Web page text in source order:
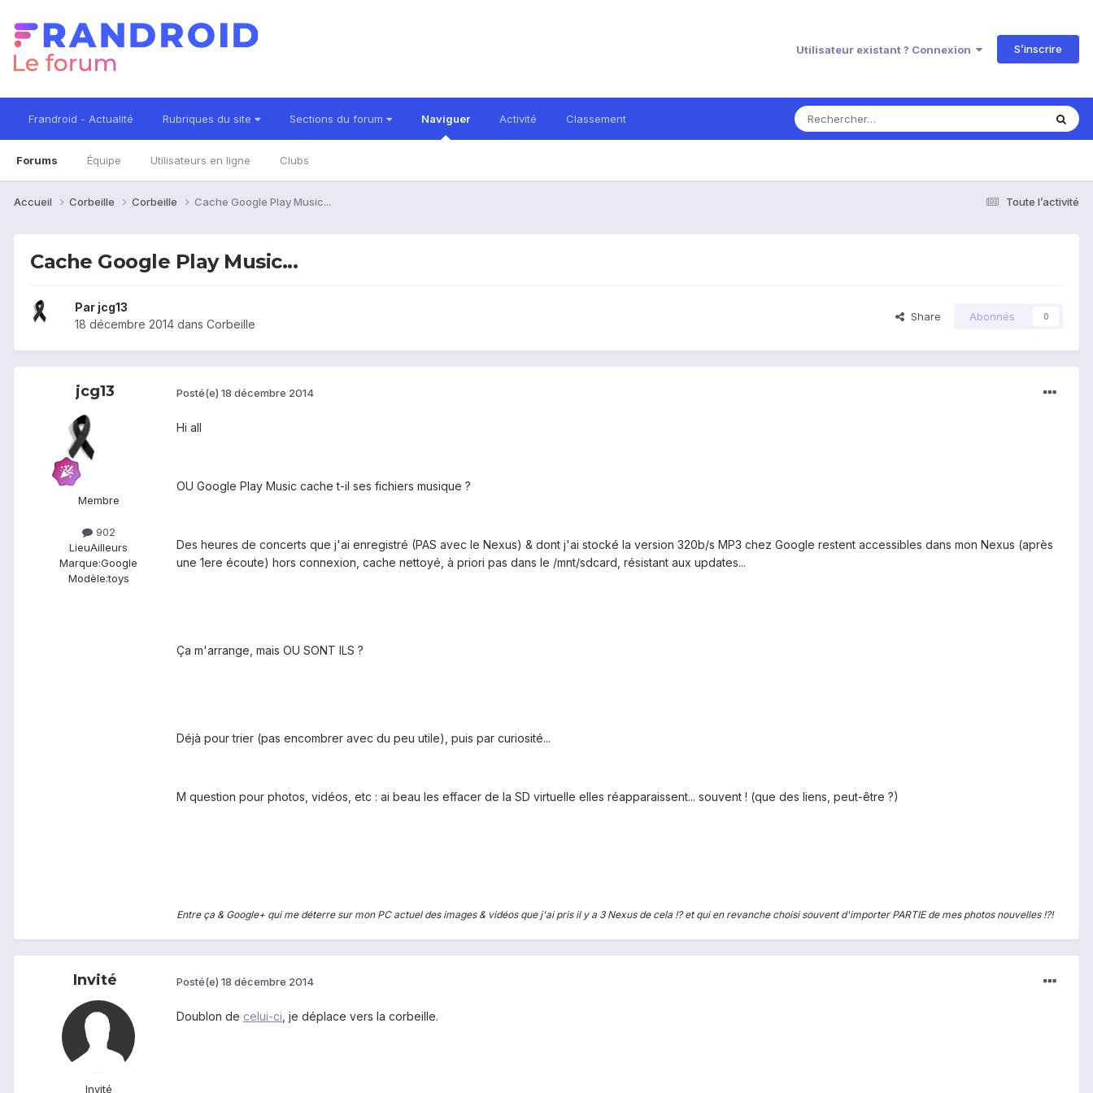
Utilisateur existant ? Connexion S’inscrire
Frandroid - Actualité Rubriques du site Sections du forum Naviguer
Forums Équipe Utilisateurs en ligne Clubs
Activité Classement
Toute l’activité
Accueil Corbeille Corbeille Cache Google Play Music...
Cache Google Play Music...
Par jcg13
18 décembre 2014 dans Corbeille
Share Abonnés 0
jcg13
Membre
902
LieuAilleurs
Marque:Google
Modèle:toys
Posté(e) 18 décembre 2014
Hi all
OU Google Play Music cache t-il ses fichiers musique ?
Des heures de concerts que j'ai enregistré (PAS avec le Nexus) & dont j'ai stocké la version 320b/s MP3 chez Google restent accessibles dans mon Nexus (après
une 1ere écoute) hors connexion, cache nettoyé, à priori pas dans le /mnt/sdcard, résistant aux updates...
Ça m'arrange, mais OU SONT ILS ?
Déjà pour trier (pas encombrer avec du peu utile), puis par curiosité...
M question pour photos, vidéos, etc : ai beau les effacer de la SD virtuelle elles réapparaissent... souvent ! (que des liens, peut-être ?)
Entre ça & Google+ qui me déterre sur mon PC actuel des images & vidéos que j'ai pris il y a 3 Nexus de cela !? et qui en revanche choisi souvent d'importer PARTIE de mes photos nouvelles !?!
Invité
Invité
Posté(e) 18 décembre 2014
Doublon de celui-ci , je déplace vers la corbeille.